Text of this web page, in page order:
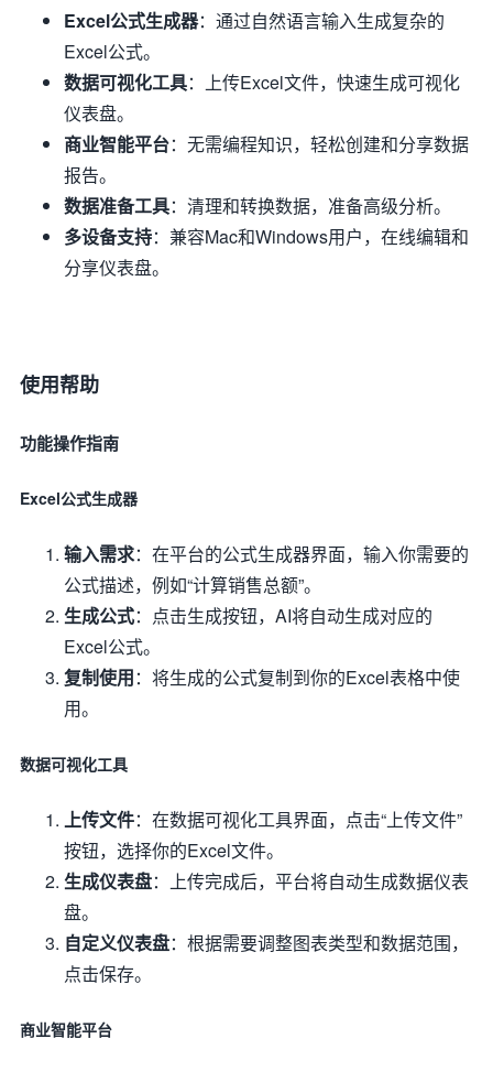
Excel公式生成器：通过自然语言输入生成复杂的
Excel公式。
数据可视化工具：上传Excel文件，快速生成可视化
仪表盘。
商业智能平台：无需编程知识，轻松创建和分享数据
报告。
数据准备工具：清理和转换数据，准备高级分析。
多设备支持：兼容Mac和Windows用户，在线编辑和
分享仪表盘。
使用帮助
功能操作指南
Excel公式生成器
输入需求：在平台的公式生成器界面，输入你需要的
公式描述，例如“计算销售总额”。
生成公式：点击生成按钮，AI将自动生成对应的
Excel公式。
复制使用：将生成的公式复制到你的Excel表格中使
用。
数据可视化工具
上传文件：在数据可视化工具界面，点击“上传文件”
按钮，选择你的Excel文件。
生成仪表盘：上传完成后，平台将自动生成数据仪表
盘。
自定义仪表盘：根据需要调整图表类型和数据范围，
点击保存。
商业智能平台